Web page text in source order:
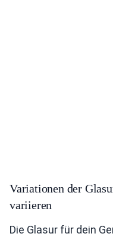
Variationen der
variieren
Die Glasur für dein